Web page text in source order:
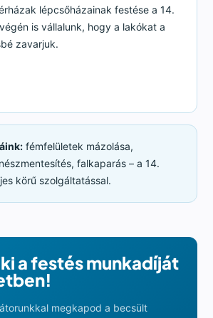
lépcsőházainak festése a 14.
is vállalunk, hogy a lakókat a
zavarjuk.
fémfelületek mázolása,
falkaparás – a 14.
körű szolgáltatással.
a festés munkadíját
megkapod a becsült